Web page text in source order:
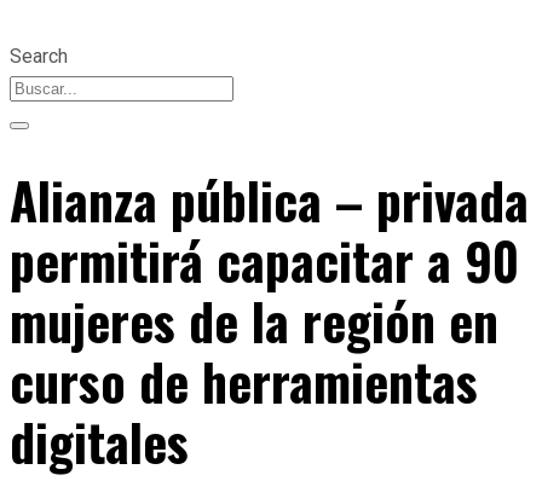
Search
Alianza pública – privada
permitirá capacitar a 90
mujeres de la región en
curso de herramientas
digitales